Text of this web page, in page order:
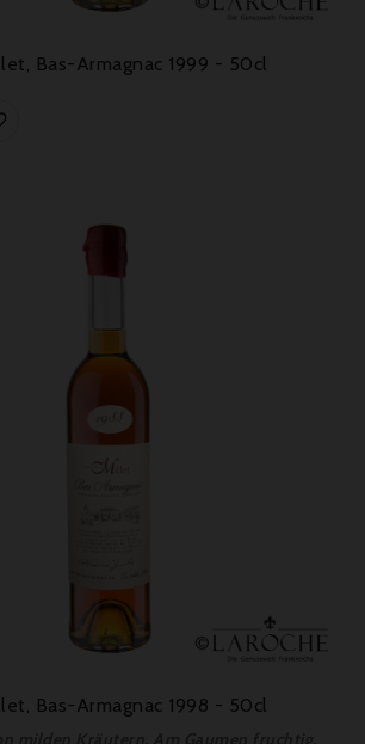
Bas-Armagnac 1999 - 50cl
Bas-Armagnac 1998 - 50cl